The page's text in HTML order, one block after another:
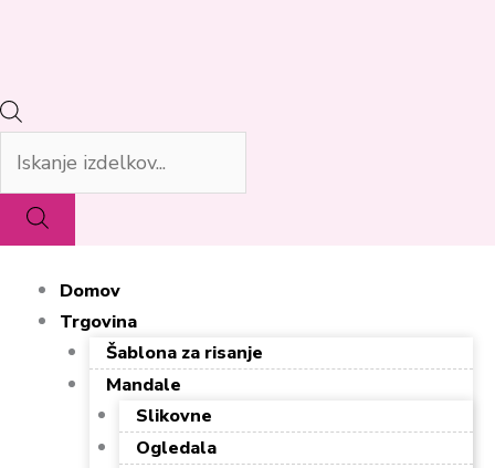
Domov
Trgovina
Šablona za risanje
Mandale
Slikovne
Ogledala